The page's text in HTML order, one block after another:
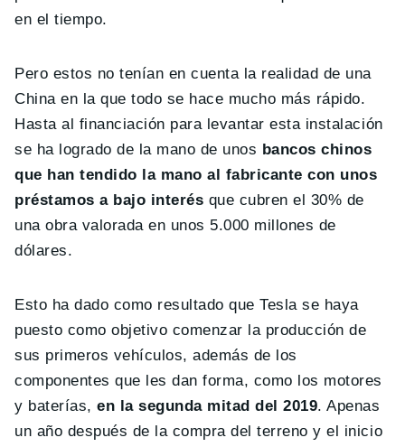
en el tiempo.
Pero estos no tenían en cuenta la realidad de una
China en la que todo se hace mucho más rápido.
Hasta al financiación para levantar esta instalación
se ha logrado de la mano de unos bancos chinos
que han tendido la mano al fabricante con unos
préstamos a bajo interés que cubren el 30% de
una obra valorada en unos 5.000 millones de
dólares.
Esto ha dado como resultado que Tesla se haya
puesto como objetivo comenzar la producción de
sus primeros vehículos, además de los
componentes que les dan forma, como los motores
y baterías, en la segunda mitad del 2019. Apenas
un año después de la compra del terreno y el inicio